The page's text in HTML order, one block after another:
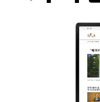
오피니언·